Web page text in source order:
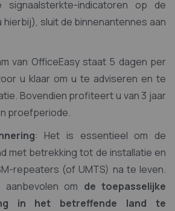
signaalsterkte-indicatoren op de
sluit de binnenantennes aan
van OfficeEasy staat 5 dagen per
u klaar om u te adviseren en te
Bovendien profiteert u van 3 jaar
proefperiode.
: Het is essentieel om de
met betrekking tot de installatie en
repeaters (of UMTS) na te leven.
om de toepasselijke
in het betreffende land te